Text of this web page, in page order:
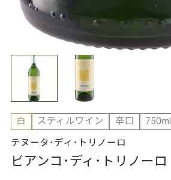
白 スティルワイン 辛口
750ml
テヌータ･ディ･トリノーロ
ビアンコ･ディ･トリノーロ